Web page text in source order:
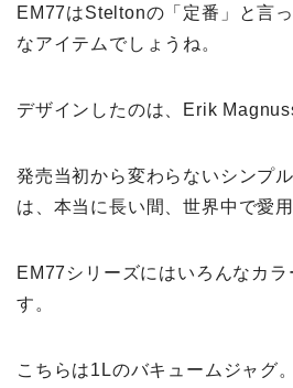
EM77はSteltonの「定番」と言
なアイテムでしょうね。
デザインしたのは、Erik
発売当初から変わらないシンプ
は、本当に長い間、世界中で愛
EM77シリーズにはいろんなカラ
す。
こちらは1Lのバキュームジャグ。